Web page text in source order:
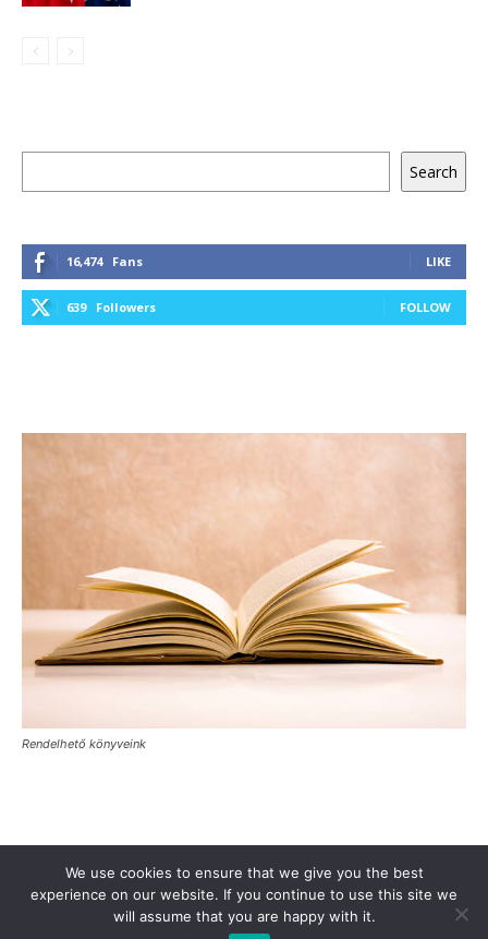
Search
16,474 Fans LIKE
639 Followers FOLLOW
Rendelhető könyveink
Támogasd a Türkinfót! Kiadványaink
Médiaajánlat
Impresszum
Adatkezelési Tájékoztató ÁSZF
Alapítvány
Rólunk
Kapcsolat
We use cookies to ensure that we give you the best
experience on our website. If you continue to use this site we
will assume that you are happy with it.